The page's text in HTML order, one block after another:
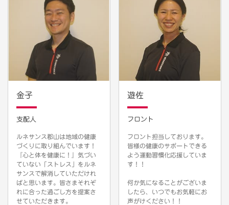
金子
支配人
ルネサンス郡山は地域の健康
づくりに取り組んでいます！
『心と体を健康に！』気づい
ていない「ストレス」をルネ
サンスで解消していただけれ
ばと思います。皆さまそれぞ
れに合った過ごし方を提案さ
せていただきます。
遊佐
フロント
フロント担当しております。
皆様の健康のサポートできる
よう運動習慣化応援していま
す！！
何か気になることがございま
したら、いつでもお気軽にお
声がけください！！